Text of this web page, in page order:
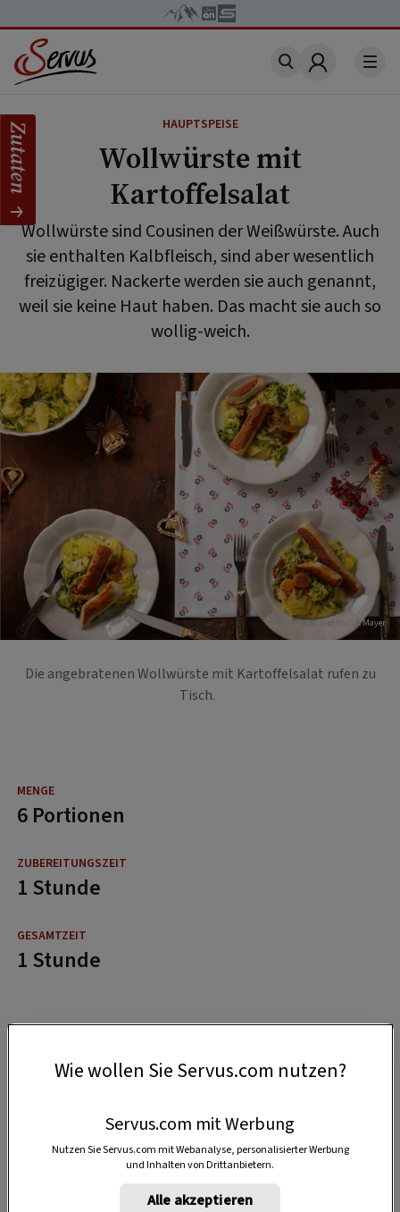
Account
HAUPTSPEISE
Wollwürste mit
Kartoffelsalat
Wollwürste sind Cousinen der Weißwürste. Auch
sie enthalten Kalbfleisch, sind aber wesentlich
freizügiger. Nackerte werden sie auch genannt,
weil sie keine Haut haben. Das macht sie auch so
wollig-weich.
Foto: Eisenhut & Mayer
Die angebratenen Wollwürste mit Kartoffelsalat rufen zu
Tisch.
6 Portionen
1 Stunde
1 Stunde
Zutaten
Wie wollen Sie Servus.com nutzen?
Servus.com mit Werbung
Nutzen Sie Servus.com mit Webanalyse, personalisierter Werbung
und Inhalten von Drittanbietern.
Alle akzeptieren